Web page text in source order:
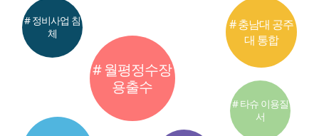
# 월평정수장
용출수
# 충남대 공주
대 통합
# 정비사업 침
체
# 타슈 이용질
서